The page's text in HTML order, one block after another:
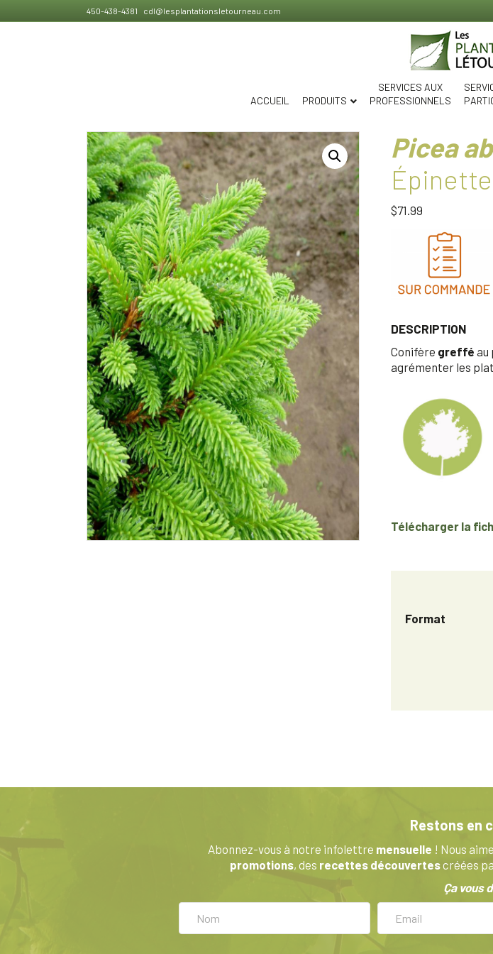
450-438-4381 cdl@lesplantationsletourneau.com
ACCUEIL PRODUITS
SERVICES AUX
PROFESSIONNELS
Picea
$71.99
DESCRIPTION
Conifère greffé au
agrémenter les
Télécharger la
Format
Restons en
Abonnez-vous à notre infolettre mensuelle ! Nous
promotions, des recettes découvertescréées
Ça vous